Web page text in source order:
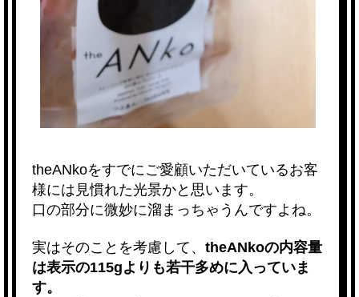
theANkoをすでにご愛顧いただいているお客
様には見慣れた光景かと思います。
口の部分に微妙に溜まっちゃうんですよね。
実はそのことを考慮して、 theANkoの内容量
は表示の115gよりも若干多めに入っていま
す。